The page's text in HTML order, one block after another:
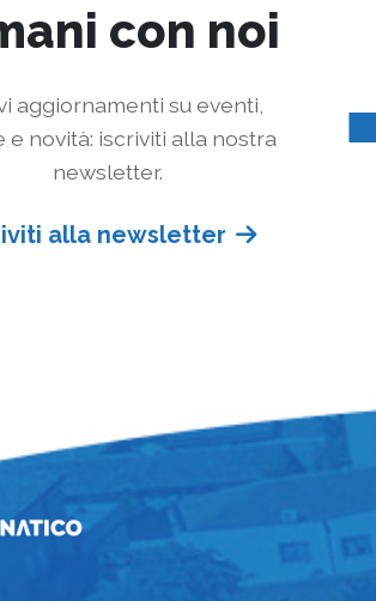
con noi
aggiornamenti su eventi,
e novità: iscriviti alla nostra
newsletter.
alla newsletter